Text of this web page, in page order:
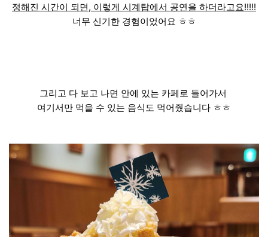
정해진 시간이 되면, 이렇게 시계탑에서 공연을 하더라고요!!!!!
너무 신기한 경험이었어요 ㅎㅎ
그리고 다 보고 나면 안에 있는 카페로 들어가서
여기서만 먹을 수 있는 음식도 먹어줬습니다 ㅎㅎ